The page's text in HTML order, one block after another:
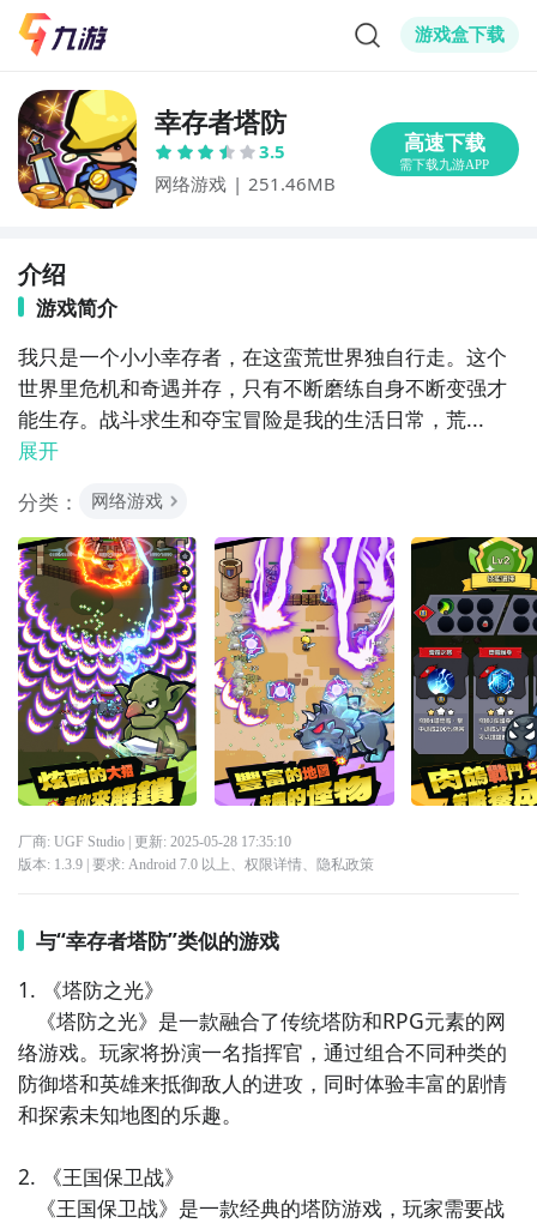
游戏盒下载
幸存者塔防
3.5
网络游戏 | 251.46MB
介绍
游戏简介
我只是一个小小幸存者，在这蛮荒世界独自行走。这个
世界里危机和奇遇并存，只有不断磨练自身不断变强才
能生存。战斗求生和夺宝冒险是我的生活日常，荒...
展开
分类：
网络游戏
厂商: UGF Studio| 更新: 2025-05-28 17:35:10
版本: 1.3.9| 要求: Android 7.0 以上、 权限详情、 隐私政策
与“幸存者塔防”类似的游戏
1. 《塔防之光》
络游戏。玩家将扮演一名指挥官，通过组合不同种类的
防御塔和英雄来抵御敌人的进攻，同时体验丰富的剧情
和探索未知地图的乐趣。
2. 《王国保卫战》